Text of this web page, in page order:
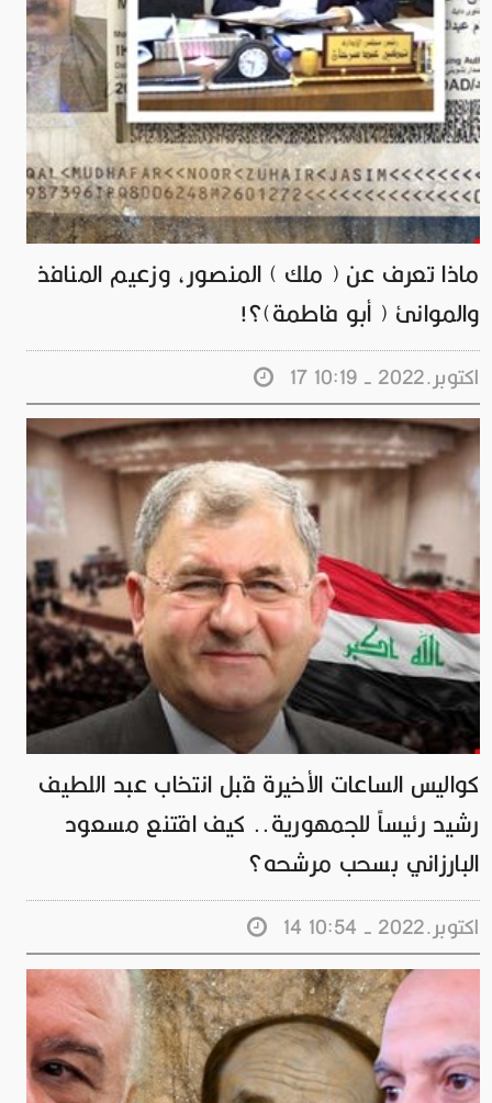
ماذا تعرف عن ( ملك ) المنصور، وزعيم المنافذ
والموانئ ( أبو فاطمة)؟!
17 اكتوبر.2022 - 10:19
كواليس الساعات الأخيرة قبل انتخاب عبد اللطيف
رشيد رئيساً للجمهورية.. كيف اقتنع مسعود
البارزاني بسحب مرشحه؟
14 اكتوبر.2022 - 10:54